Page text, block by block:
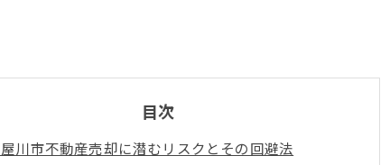
目次
川市不動産売却に潜むリスクとその回避法